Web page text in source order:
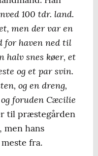
100 tdr. land.
men der var en
for haven ned til
snes køer, et
og et par svin.
og en dreng,
foruden Cæcilie
til præstegården
hans
fra.